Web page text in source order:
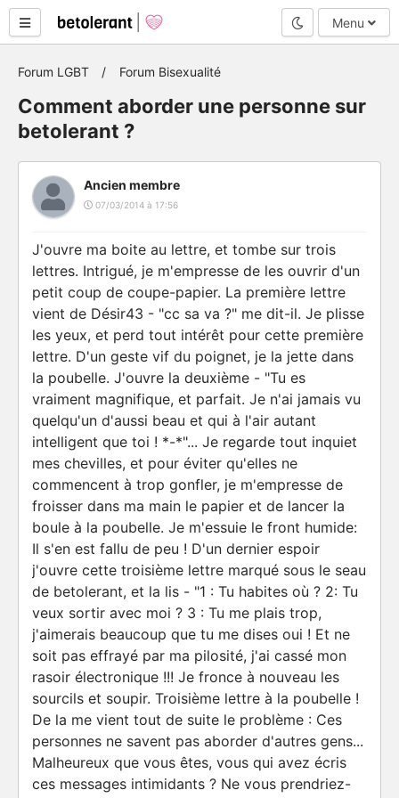
Mode nuit
Menu
Forum LGBT Forum Bisexualité
Comment aborder une personne sur
betolerant ?
Ancien membre
07/03/2014 à 17:56
J'ouvre ma boite au lettre, et tombe sur trois
lettres. Intrigué, je m'empresse de les ouvrir d'un
petit coup de coupe-papier. La première lettre
vient de Désir43 - "cc sa va ?" me dit-il. Je plisse
les yeux, et perd tout intérêt pour cette première
lettre. D'un geste vif du poignet, je la jette dans
la poubelle. J'ouvre la deuxième - "Tu es
vraiment magnifique, et parfait. Je n'ai jamais vu
quelqu'un d'aussi beau et qui à l'air autant
intelligent que toi ! *-*"... Je regarde tout inquiet
mes chevilles, et pour éviter qu'elles ne
commencent à trop gonfler, je m'empresse de
froisser dans ma main le papier et de lancer la
boule à la poubelle. Je m'essuie le front humide:
Il s'en est fallu de peu ! D'un dernier espoir
j'ouvre cette troisième lettre marqué sous le seau
de betolerant, et la lis - "1 : Tu habites où ? 2: Tu
veux sortir avec moi ? 3 : Tu me plais trop,
j'aimerais beaucoup que tu me dises oui ! Et ne
soit pas effrayé par ma pilosité, j'ai cassé mon
rasoir électronique !!! Je fronce à nouveau les
sourcils et soupir. Troisième lettre à la poubelle !
De la me vient tout de suite le problème : Ces
personnes ne savent pas aborder d'autres gens...
Malheureux que vous êtes, vous qui avez écris
ces messages intimidants ? Ne vous prendriez-